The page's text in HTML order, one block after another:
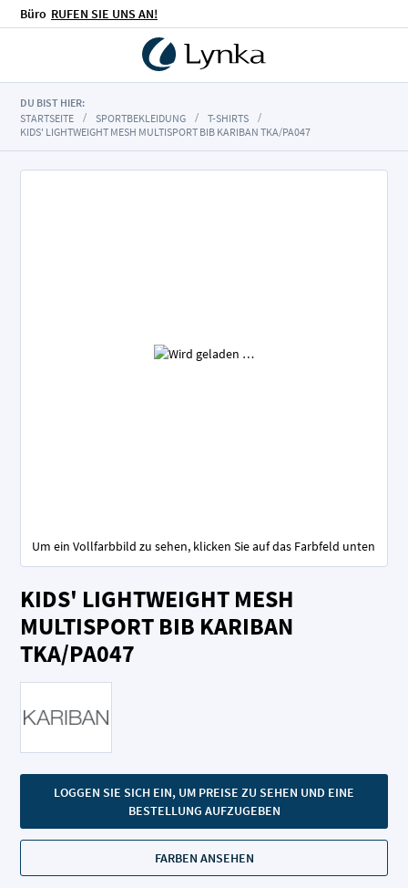
Büro RUFEN SIE UNS AN!
DU BIST HIER:
STARTSEITE
SPORTBEKLEIDUNG
T-SHIRTS
KIDS' LIGHTWEIGHT MESH MULTISPORT BIB KARIBAN TKA/PA047
KIDS' LIGHTWEIGHT MESH
MULTISPORT BIB KARIBAN
TKA/PA047
LOGGEN SIE SICH EIN, UM PREISE ZU SEHEN UND EINE
BESTELLUNG AUFZUGEBEN
FARBEN ANSEHEN
Um ein Vollfarbbild zu sehen, klicken Sie auf das Farbfeld unten
Anfang
der
Bildgalerie
springen